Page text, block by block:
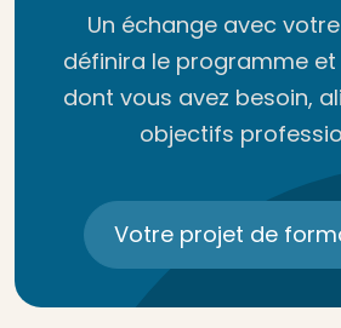
Un échange avec
définira le programme et
dont vous avez besoin,
objectifs
Votre projet de